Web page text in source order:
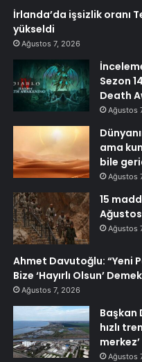
İrlanda’da işsizlik oranı
yükseldi
Ağustos 7, 2026
Sezon
Death
Ağustos
ama
bile
Ağustos
15
Ağustos
Ahmet Davutoğlu: “Yeni
Bize ‘Hayırlı Olsun’
Ağustos 7, 2026
Başkan
hızlı
Ağustos